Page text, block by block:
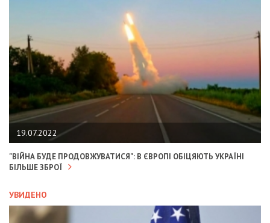
19.07.2022
"ВІЙНА БУДЕ ПРОДОВЖУВАТИСЯ": В ЄВРОПІ ОБІЦЯЮТЬ УКРАЇНІ
БІЛЬШЕ ЗБРОЇ
УВИДЕНО